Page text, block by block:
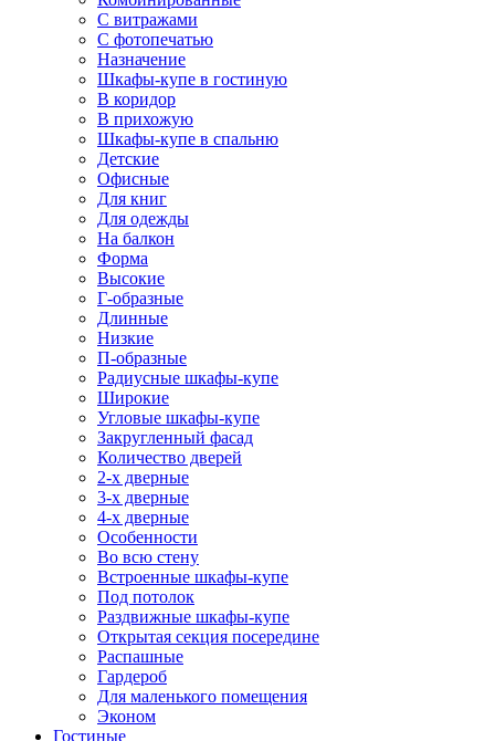
С витражами
С фотопечатью
Назначение
Шкафы-купе в гостиную
В коридор
В прихожую
Шкафы-купе в спальню
Детские
Офисные
Для книг
Для одежды
На балкон
Форма
Высокие
Г-образные
Длинные
Низкие
П-образные
Радиусные шкафы-купе
Широкие
Угловые шкафы-купе
Закругленный фасад
Количество дверей
2-х дверные
3-х дверные
4-х дверные
Особенности
Во всю стену
Встроенные шкафы-купе
Под потолок
Раздвижные шкафы-купе
Открытая секция посередине
Распашные
Гардероб
Для маленького помещения
Эконом
Гостиные